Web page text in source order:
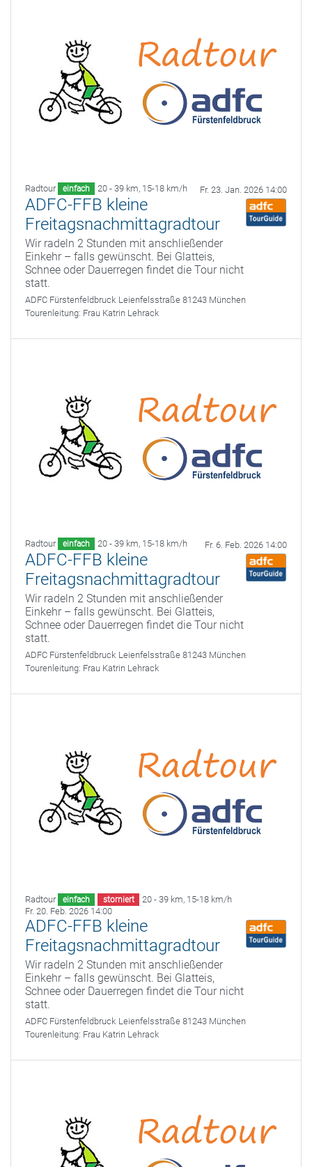
Radtour einfach 20 - 39 km, 15-18 km/h Fr. 23. Jan. 2026 14:00
ADFC-FFB kleine
Freitagsnachmittagradtour
Wir radeln 2 Stunden mit anschließender
Einkehr – falls gewünscht. Bei Glatteis,
Schnee oder Dauerregen findet die Tour nicht
statt.
ADFC Fürstenfeldbruck Leienfelsstraße 81243 München
Tourenleitung: Frau Katrin Lehrack
Radtour einfach 20 - 39 km, 15-18 km/h Fr. 6. Feb. 2026 14:00
ADFC-FFB kleine
Freitagsnachmittagradtour
Wir radeln 2 Stunden mit anschließender
Einkehr – falls gewünscht. Bei Glatteis,
Schnee oder Dauerregen findet die Tour nicht
statt.
ADFC Fürstenfeldbruck Leienfelsstraße 81243 München
Tourenleitung: Frau Katrin Lehrack
Radtour einfach storniert 20 - 39 km, 15-18 km/h
Fr. 20. Feb. 2026 14:00
ADFC-FFB kleine
Freitagsnachmittagradtour
Wir radeln 2 Stunden mit anschließender
Einkehr – falls gewünscht. Bei Glatteis,
Schnee oder Dauerregen findet die Tour nicht
statt.
ADFC Fürstenfeldbruck Leienfelsstraße 81243 München
Tourenleitung: Frau Katrin Lehrack